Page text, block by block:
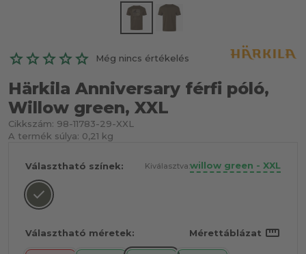
Még nincs értékelés
Härkila Anniversary férfi póló,
Willow green, XXL
Cikkszám: 98-11783-29-XXL
A termék súlya: 0,21 kg
Választható színek: Kiválasztva:willow green - XXL
Választható méretek: Mérettáblázat straighten